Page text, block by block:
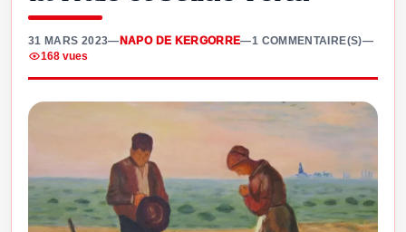
31 MARS 2023— NAPO DE KERGORRE—1 COMMENTAIRE(S)—
168 vues